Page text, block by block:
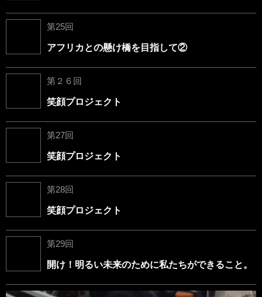
第25回
アフリカとの懸け橋を目指して②
第２６回
笑顔プロジェクト
第27回
笑顔プロジェクト
第28回
笑顔プロジェクト
第29回
開け！明るい未来のために私たちができること。